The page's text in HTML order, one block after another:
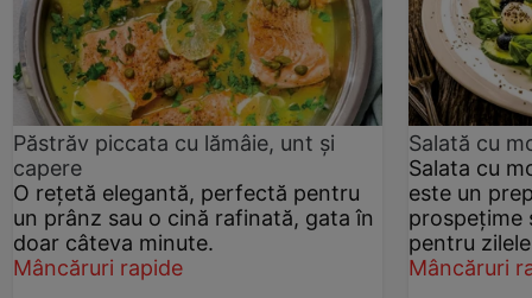
Păstrăv piccata cu lămâie, unt și
capere
O rețetă elegantă, perfectă pentru
un prânz sau o cină rafinată, gata în
doar câteva minute.
Mâncăruri rapide
Salată cu
Salata cu
este un
prospețime
pentru
Mâncăruri